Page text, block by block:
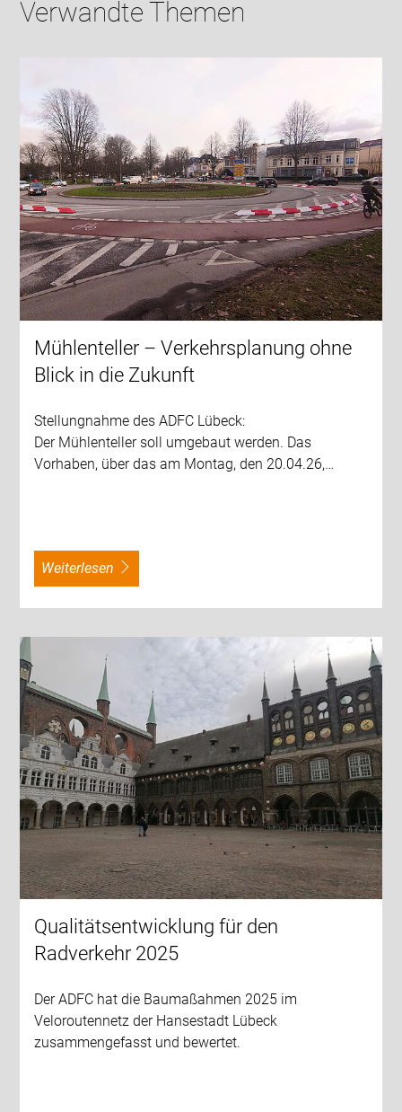
Verwandte Themen
Mühlenteller – Verkehrsplanung ohne
Blick in die Zukunft
Stellungnahme des ADFC Lübeck:
Der Mühlenteller soll umgebaut werden. Das
Vorhaben, über das am Montag, den 20.04.26,…
weiterlesen
Qualitätsentwicklung für den
Radverkehr 2025
Der ADFC hat die Baumaßahmen 2025 im
Veloroutennetz der Hansestadt Lübeck
zusammengefasst und bewertet.